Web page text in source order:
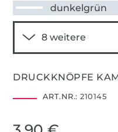
dunkelgrün
DRUCKKNÖPFE
ART.NR.: 210145